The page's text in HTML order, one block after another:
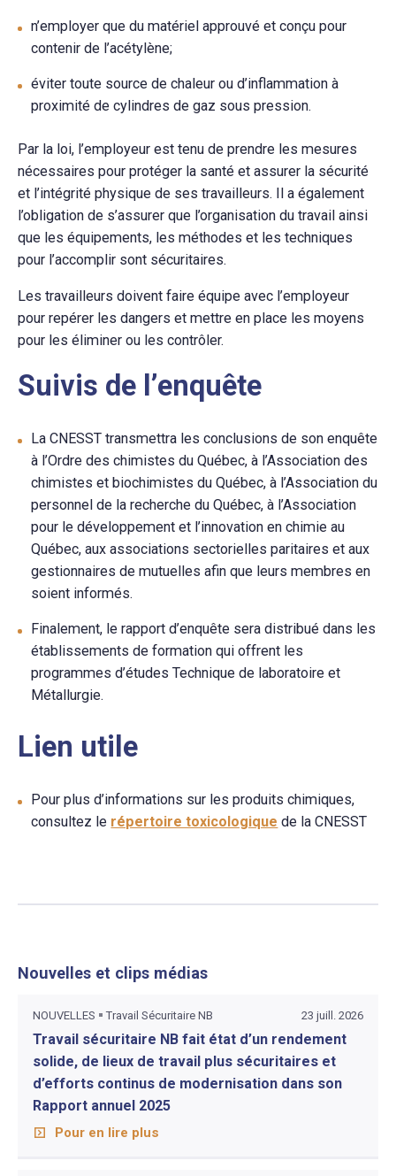
n’employer que du matériel approuvé et conçu pour
contenir de l’acétylène;
éviter toute source de chaleur ou d’inflammation à
proximité de cylindres de gaz sous pression.
Par la loi, l’employeur est tenu de prendre les mesures
nécessaires pour protéger la santé et assurer la sécurité
et l’intégrité physique de ses travailleurs. Il a également
l’obligation de s’assurer que l’organisation du travail ainsi
que les équipements, les méthodes et les techniques
pour l’accomplir sont sécuritaires.
Les travailleurs doivent faire équipe avec l’employeur
pour repérer les dangers et mettre en place les moyens
pour les éliminer ou les contrôler.
Suivis de l’enquête
La CNESST transmettra les conclusions de son enquête
à l’Ordre des chimistes du Québec, à l’Association des
chimistes et biochimistes du Québec, à l’Association du
personnel de la recherche du Québec, à l’Association
pour le développement et l’innovation en chimie au
Québec, aux associations sectorielles paritaires et aux
gestionnaires de mutuelles afin que leurs membres en
soient informés.
Finalement, le rapport d’enquête sera distribué dans les
établissements de formation qui offrent les
programmes d’études Technique de laboratoire et
Métallurgie.
Lien utile
Pour plus d’informations sur les produits chimiques,
consultez le répertoire toxicologique de la CNESST
Nouvelles et clips médias
NOUVELLES Travail Sécuritaire NB 23 juill. 2026
Travail sécuritaire NB fait état d’un rendement
solide, de lieux de travail plus sécuritaires et
d’efforts continus de modernisation dans son
Rapport annuel 2025
Pour en lire plus